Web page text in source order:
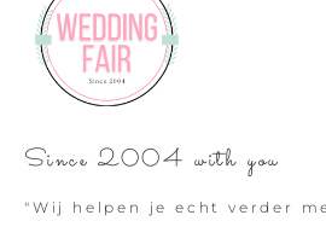
Since 2004 with you
"Wij helpen je echt verder